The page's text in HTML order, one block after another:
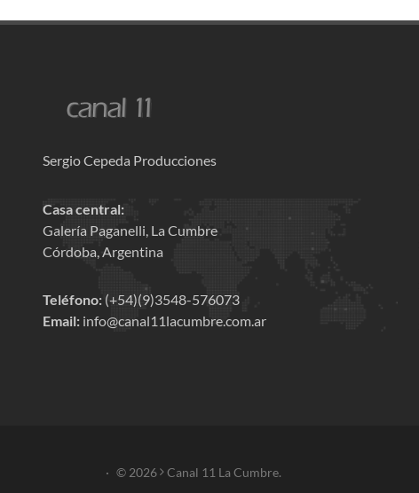
Sergio Cepeda Producciones
Casa central:
Galería Paganelli, La Cumbre
Córdoba, Argentina
Teléfono: (+54)(9)3548-576073
Email: info@canal11lacumbre.com.ar
· © 2026 Canal 11 La Cumbre.